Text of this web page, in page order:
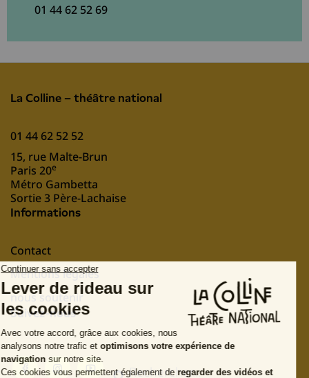
01 44 62 52 69
La Colline – théâtre national
01 44 62 52 52
15, rue Malte-Brun
Paris 20e
Métro Gambetta
Sortie 3 Père-Lachaise
Informations
Contact
Mentions légales
nous soutenir
Suivez-nous